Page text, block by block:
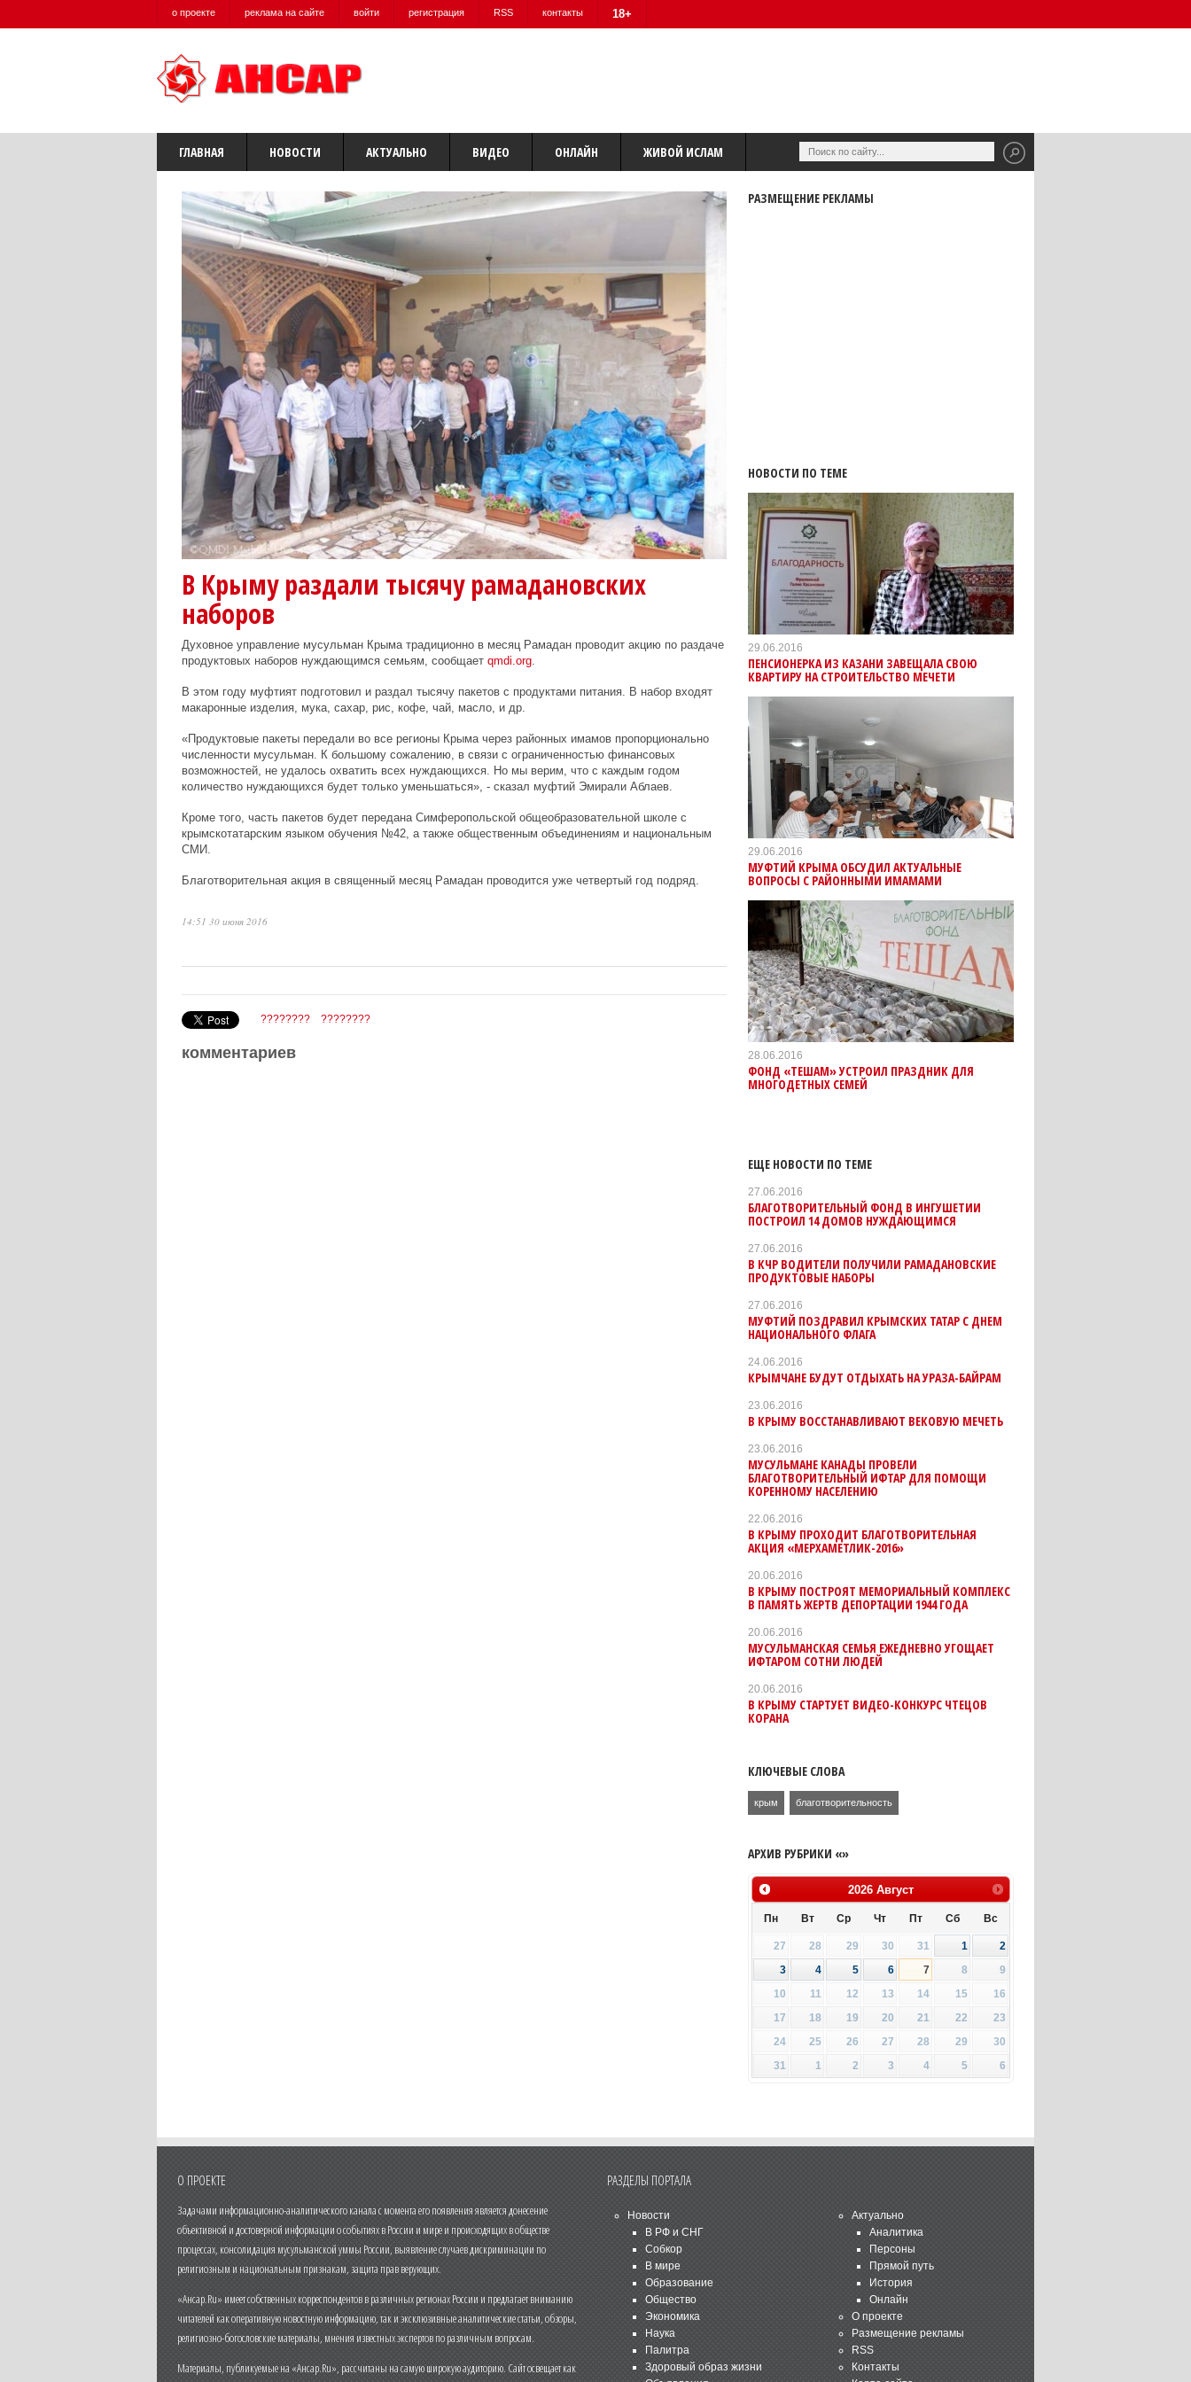
о проекте реклама на сайте войти регистрация RSS контакты 18+
ГЛАВНАЯ НОВОСТИ АКТУАЛЬНО ВИДЕО ОНЛАЙН ЖИВОЙ ИСЛАМ
В Крыму раздали тысячу рамадановских
наборов
Духовное управление мусульман Крыма традиционно в месяц Рамадан проводит акцию по раздаче
продуктовых наборов нуждающимся семьям, сообщает qmdi.org.
В этом году муфтият подготовил и раздал тысячу пакетов с продуктами питания. В набор входят
макаронные изделия, мука, сахар, рис, кофе, чай, масло, и др.
«Продуктовые пакеты передали во все регионы Крыма через районных имамов пропорционально
численности мусульман. К большому сожалению, в связи с ограниченностью финансовых
возможностей, не удалось охватить всех нуждающихся. Но мы верим, что с каждым годом
количество нуждающихся будет только уменьшаться», - сказал муфтий Эмирали Аблаев.
Кроме того, часть пакетов будет передана Симферопольской общеобразовательной школе с
крымскотатарским языком обучения №42, а также общественным объединениям и национальным
СМИ.
Благотворительная акция в священный месяц Рамадан проводится уже четвертый год подряд.
14:51 30 июня 2016
???????? ????????
комментариев
РАЗМЕЩЕНИЕ РЕКЛАМЫ
НОВОСТИ ПО ТЕМЕ
29.06.2016
ПЕНСИОНЕРКА ИЗ КАЗАНИ ЗАВЕЩАЛА СВОЮ
КВАРТИРУ НА СТРОИТЕЛЬСТВО МЕЧЕТИ
29.06.2016
МУФТИЙ КРЫМА ОБСУДИЛ АКТУАЛЬНЫЕ
ВОПРОСЫ С РАЙОННЫМИ ИМАМАМИ
28.06.2016
ФОНД «ТЕШАМ» УСТРОИЛ ПРАЗДНИК ДЛЯ
МНОГОДЕТНЫХ СЕМЕЙ
ЕЩЕ НОВОСТИ ПО ТЕМЕ
27.06.2016
БЛАГОТВОРИТЕЛЬНЫЙ ФОНД В ИНГУШЕТИИ
ПОСТРОИЛ 14 ДОМОВ НУЖДАЮЩИМСЯ
27.06.2016
В КЧР ВОДИТЕЛИ ПОЛУЧИЛИ РАМАДАНОВСКИЕ
ПРОДУКТОВЫЕ НАБОРЫ
27.06.2016
МУФТИЙ ПОЗДРАВИЛ КРЫМСКИХ ТАТАР С ДНЕМ
НАЦИОНАЛЬНОГО ФЛАГА
24.06.2016
КРЫМЧАНЕ БУДУТ ОТДЫХАТЬ НА УРАЗА-БАЙРАМ
23.06.2016
В КРЫМУ ВОССТАНАВЛИВАЮТ ВЕКОВУЮ МЕЧЕТЬ
23.06.2016
МУСУЛЬМАНЕ КАНАДЫ ПРОВЕЛИ
БЛАГОТВОРИТЕЛЬНЫЙ ИФТАР ДЛЯ ПОМОЩИ
КОРЕННОМУ НАСЕЛЕНИЮ
22.06.2016
В КРЫМУ ПРОХОДИТ БЛАГОТВОРИТЕЛЬНАЯ
АКЦИЯ «МЕРХАМЕТЛИК-2016»
20.06.2016
В КРЫМУ ПОСТРОЯТ МЕМОРИАЛЬНЫЙ КОМПЛЕКС
В ПАМЯТЬ ЖЕРТВ ДЕПОРТАЦИИ 1944 ГОДА
20.06.2016
МУСУЛЬМАНСКАЯ СЕМЬЯ ЕЖЕДНЕВНО УГОЩАЕТ
ИФТАРОМ СОТНИ ЛЮДЕЙ
20.06.2016
В КРЫМУ СТАРТУЕТ ВИДЕО-КОНКУРС ЧТЕЦОВ
КОРАНА
КЛЮЧЕВЫЕ СЛОВА
крым благотворительность
АРХИВ РУБРИКИ «»
2026 Август
Пн Вт Ср Чт Пт Сб Вс
27 28 29 30 31 1
2
3
4 5 6 7 8
9
10
11 12 13 14 15
16
17
18 19 20 21 22
23
24
25 26 27 28 29
30
31
1 2 3 4 5 6
О ПРОЕКТЕ
Задачами информационно-аналитического канала с момента его появления является донесение
объективной и достоверной информации о событиях в России и мире и происходящих в обществе
процессах, консолидация мусульманской уммы России, выявление случаев дискриминации по
религиозным и национальным признакам, защита прав верующих.
«Ансар.Ru» имеет собственных корреспондентов в различных регионах России и предлагает вниманию
читателей как оперативную новостную информацию, так и эксклюзивные аналитические статьи, обзоры,
религиозно-богословские материалы, мнения известных экспертов по различным вопросам.
Материалы, публикуемые на «Ансар.Ru», рассчитаны на самую широкую аудиторию. Сайт освещает как
РАЗДЕЛЫ ПОРТАЛА
Новости
В РФ и СНГ
Собкор
В мире
Образование
Общество
Экономика
Наука
Палитра
Здоровый образ жизни
Актуально
Аналитика
Персоны
Прямой путь
История
Онлайн
О проекте
Размещение рекламы
RSS
Контакты